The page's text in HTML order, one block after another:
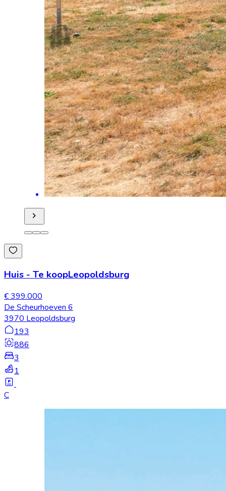
Huis - Te koopLeopoldsburg
€ 399.000
De Scheurhoeven 6
3970 Leopoldsburg
193
886
3
1
C